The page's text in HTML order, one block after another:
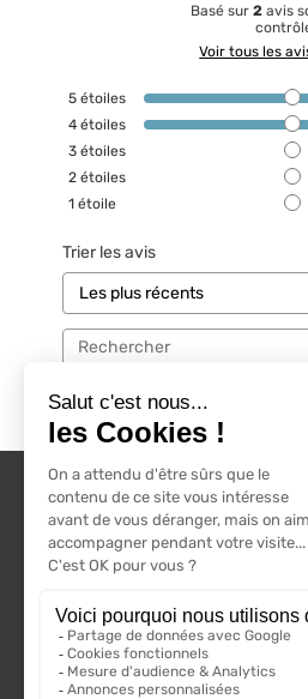
Basé sur 2 avis
Voir tous les
5 étoiles
4 étoiles
3 étoiles
2 étoiles
1 étoile
Trier les avis
L'ACTU 100%
VOLET ROULANT
Suivez-nous sur les réseaux